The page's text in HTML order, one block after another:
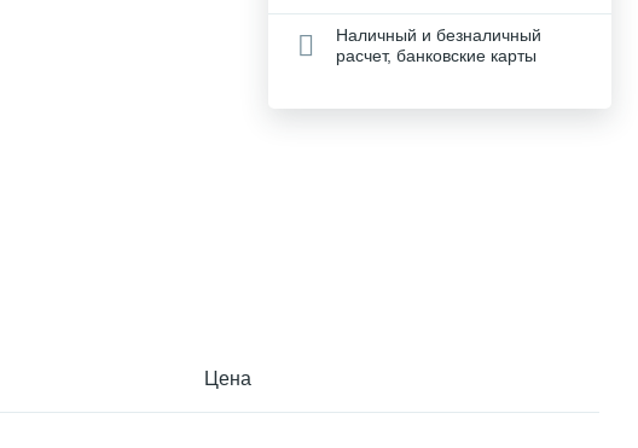
Цена
Наличный и безналичный
расчет, банковские карты